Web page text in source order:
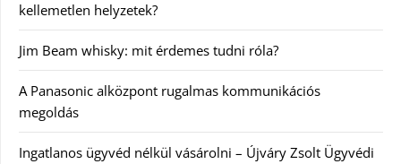
kellemetlen helyzetek?
Jim Beam whisky: mit érdemes tudni róla?
A Panasonic alközpont rugalmas kommunikációs
megoldás
Ingatlanos ügyvéd nélkül vásárolni – Újváry Zsolt Ügyvédi